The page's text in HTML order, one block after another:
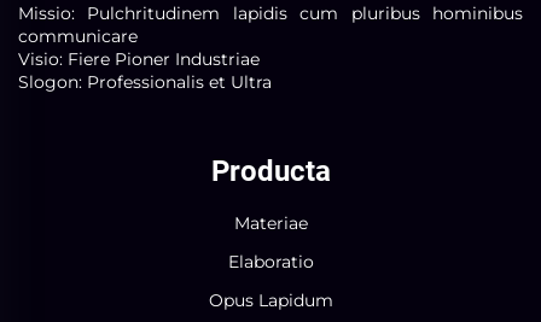
Missio: Pulchritudinem lapidis cum pluribus hominibus
communicare
Visio: Fiere Pioner Industriae
Slogon: Professionalis et Ultra
Producta
Materiae
Elaboratio
Opus Lapidum